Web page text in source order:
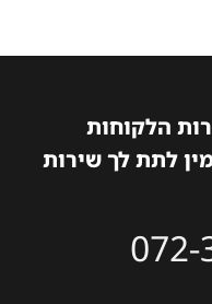
הלקוחות
לתת לך שירות